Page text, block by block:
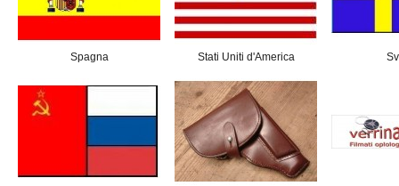
Spagna Stati Uniti d'America